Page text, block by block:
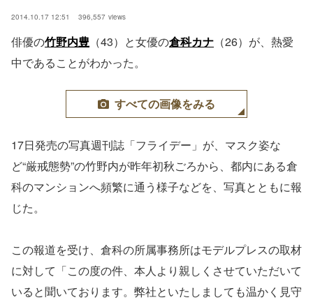
2014.10.17 12:51 396,557 views
俳優の竹野内豊 （43）と女優の倉科カナ （26）が、熱愛
中であることがわかった。
すべての画像をみる
17日発売の写真週刊誌「フライデー」が、マスク姿な
ど“厳戒態勢”の竹野内が昨年初秋ごろから、都内にある倉
科のマンションへ頻繁に通う様子などを、写真とともに報
じた。
この報道を受け、倉科の所属事務所はモデルプレスの取材
に対して「この度の件、本人より親しくさせていただいて
いると聞いております。弊社といたしましても温かく見守